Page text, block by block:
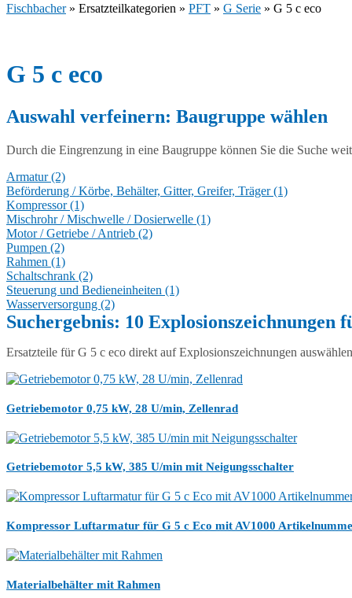
Fischbacher» Ersatzteilkategorien » PFT » G Serie » G 5 c eco
G 5 c eco
Auswahl verfeinern: Baugruppe wählen
Durch die Eingrenzung in eine Baugruppe können Sie die Suche
Armatur (2)
Beförderung / Körbe, Behälter, Gitter, Greifer, Träger (1)
Kompressor (1)
Mischrohr / Mischwelle / Dosierwelle (1)
Motor / Getriebe / Antrieb (2)
Pumpen (2)
Rahmen (1)
Schaltschrank (2)
Steuerung und Bedieneinheiten (1)
Wasserversorgung (2)
Suchergebnis: 10 Explosionszeichnungen
Ersatzteile für G 5 c eco direkt auf Explosionszeichnungen
Getriebemotor 0,75 kW, 28 U/min, Zellenrad
Getriebemotor 5,5 kW, 385 U/min mit Neigungsschalter
Kompressor Luftarmatur für G 5 c Eco mit AV1000
Materialbehälter mit Rahmen